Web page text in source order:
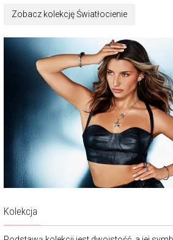
Zobacz kolekcję Światłocienie
Kolekcja